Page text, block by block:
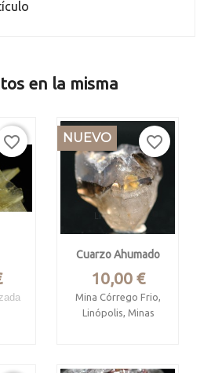
en la misma
favorite_border
Cuarzo Ahumado
Precio
10,00 €
Mina Córrego Frio,
Linópolis, Minas
NUEVO favorite_border